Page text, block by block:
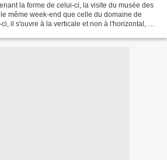
la forme de celui-ci, la visite du musée des
même week-end que celle du domaine de
il s'ouvre à la verticale et non à l'horizontal, car